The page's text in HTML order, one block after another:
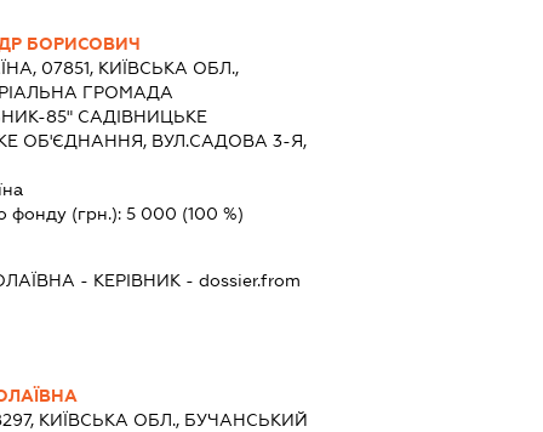
БОРИСОВИЧ
07851, КИЇВСЬКА ОБЛ.,
ГРОМАДА
85" САДІВНИЦЬКЕ
ОБ'ЄДНАННЯ, ВУЛ.САДОВА 3-Я,
фонду (грн.): 5 000 (100 %)
- КЕРІВНИК - dossier.from
КИЇВСЬКА ОБЛ., БУЧАНСЬКИЙ